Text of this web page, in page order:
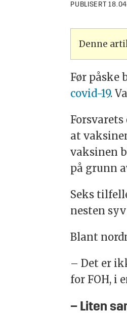
PUBLISERT
Denne
Før påske
covid-19.
at
vaksinen
på grunn
Seks
nesten
Blant
– Det er
for FOH, i
– Liten